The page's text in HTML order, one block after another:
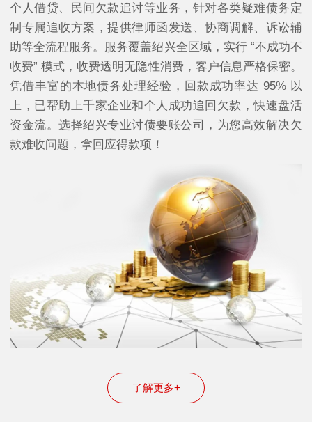
个人借贷、民间欠款追讨等业务，针对各类疑难债务定
制专属追收方案，提供律师函发送、协商调解、诉讼辅
助等全流程服务。服务覆盖绍兴全区域，实行 “不成功不
收费” 模式，收费透明无隐性消费，客户信息严格保密。
凭借丰富的本地债务处理经验，回款成功率达 95% 以
上，已帮助上千家企业和个人成功追回欠款，快速盘活
资金流。选择绍兴专业讨债要账公司，为您高效解决欠
款难收问题，拿回应得款项！
了解更多+